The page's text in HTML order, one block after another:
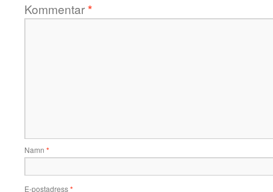
Kommentar*
Namn *
E-postadress*